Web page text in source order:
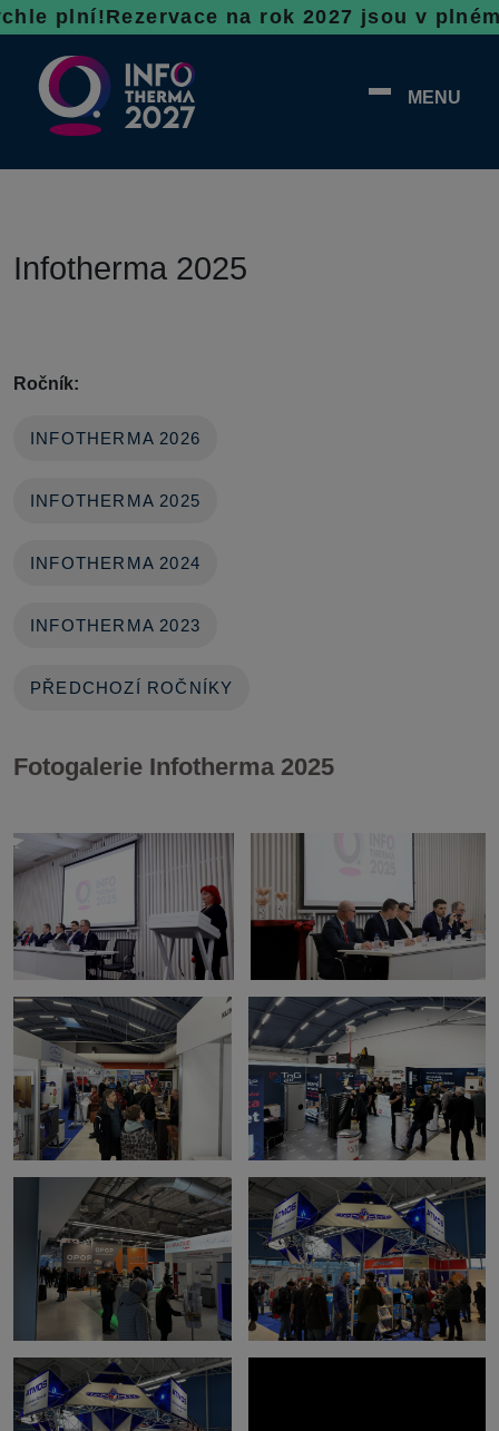
plní! Rezervace na rok 2027 jsou v
MENU
Infotherma 2025
Ročník:
INFOTHERMA 2026
INFOTHERMA 2025
INFOTHERMA 2024
INFOTHERMA 2023
PŘEDCHOZÍ ROČNÍKY
Fotogalerie Infotherma 2025